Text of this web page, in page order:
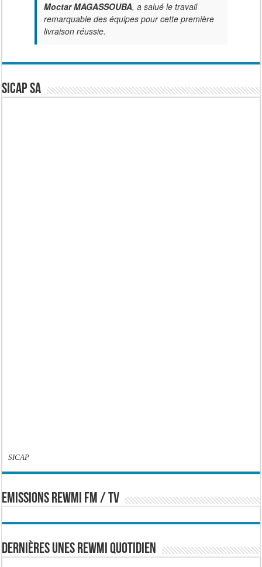
Moctar MAGASSOUBA, a salué le travail
remarquable des équipes pour cette première
livraison réussie.
SICAP SA
SICAP
EMISSIONS REWMI FM / TV
Dernières Unes Rewmi Quotidien